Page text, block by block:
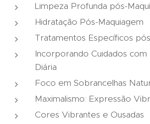
Limpeza Profunda pós-
Hidratação Pós-Maquiagem
Tratamentos Específicos
Incorporando Cuidados com
Diária
Foco em Sobrancelhas
Maximalismo: Expressão
Cores Vibrantes e Ousadas